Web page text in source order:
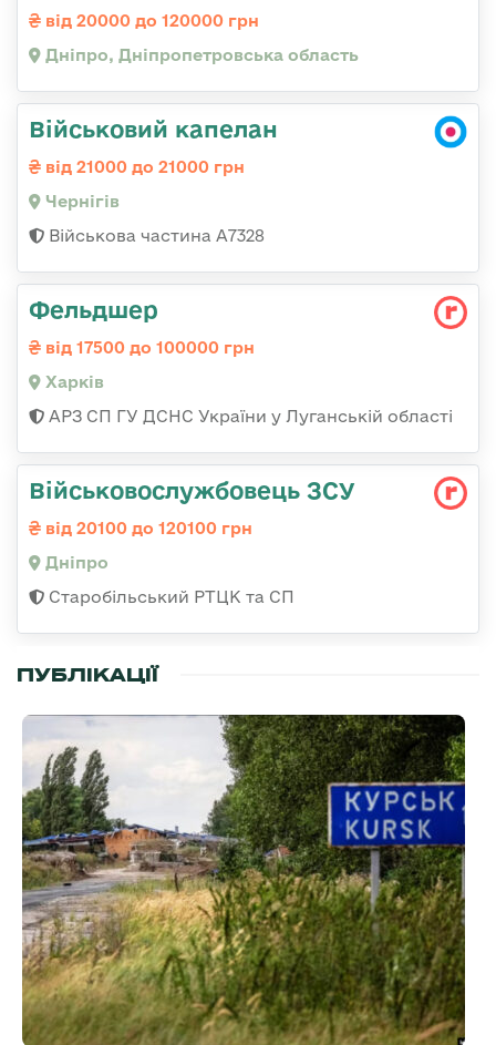
від 20000 до 120000 грн
Дніпро, Дніпропетровська область
Військовий капелан
від 21000 до 21000 грн
Чернігів
Військова частина А7328
Фельдшер
від 17500 до 100000 грн
Харків
АРЗ СП ГУ ДСНС України у Луганській області
Військовослужбовець ЗСУ
від 20100 до 120100 грн
Дніпро
Старобільський РТЦК та СП
ПУБЛІКАЦІЇ